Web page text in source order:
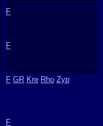
F
F
F GR Kre Rho Zyp
F